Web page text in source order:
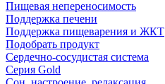
Пищевая непереносимость
Поддержка печени
Поддержка пищеварения и ЖКТ
Подобрать продукт
Сердечно-сосудистая система
Серия Gold